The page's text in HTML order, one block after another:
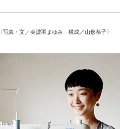
〈写真・文／美濃羽まゆみ 構成／山形恭子〉